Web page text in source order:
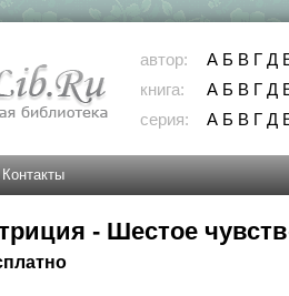
автор: А Б В Г Д
книга:
А Б В Г Д
серия:
А Б В Г Д
Контакты
- Шестое